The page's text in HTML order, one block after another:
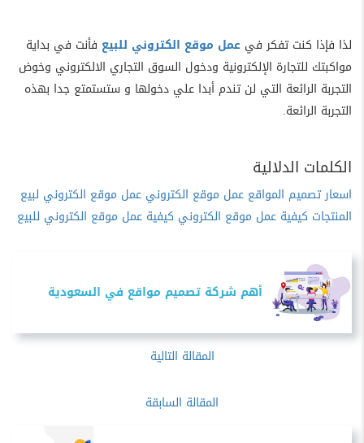
لذا فإذا كنت تفكر في عمل موقع الكتروني للبيع فأنت في بداية
مواكبتك للتجارة الإلكترونية ودخول السوق التجاري الالكتروني وخوض
التجربة الرائعة التي لن تندم أبدا علي دخولها و ستستمتع جدا بهذه
التجربة الرائعة.
الكلمات الدلالية
اسعار تصميم المواقع عمل موقع الكتروني عمل موقع الكتروني لبيع
المنتجات كيفية عمل موقع الكتروني كيفية عمل موقع الكتروني للبيع
أهم شركة تصميم مواقع في السعودية
المقالة التالية
المقالة السابقة